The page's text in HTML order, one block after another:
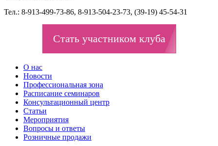
Тел.: 8-913-499-73-86, 8-913-504-23-73, (39-19) 45-54-31
Стать участником клуба
О нас
Новости
Профессиональная зона
Расписание семинаров
Консультационный центр
Статьи
Мероприятия
Вопросы и ответы
Розничные продажи